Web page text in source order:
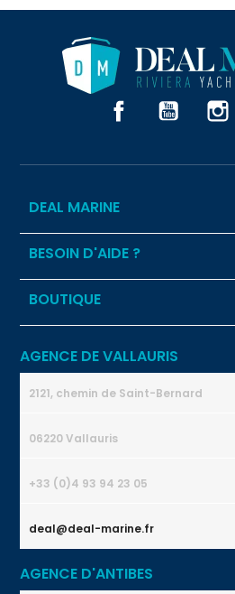
FacebookYouTube
DEAL MARINE
BESOIN D'AIDE ?
BOUTIQUE
AGENCE DE VALLAURIS
2121, chemin de Saint-Bernard
06220 Vallauris
+33 (0)4 93 94 23 05
deal@deal-marine.fr
AGENCE D'ANTIBES